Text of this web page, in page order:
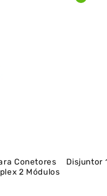
Conetores
2 Módulos
Disjuntor